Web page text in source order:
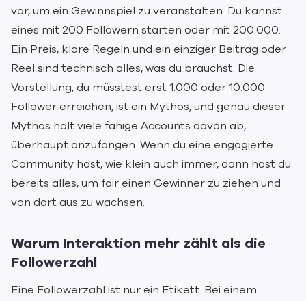
vor, um ein Gewinnspiel zu veranstalten. Du kannst
eines mit 200 Followern starten oder mit 200.000.
Ein Preis, klare Regeln und ein einziger Beitrag oder
Reel sind technisch alles, was du brauchst. Die
Vorstellung, du müsstest erst 1.000 oder 10.000
Follower erreichen, ist ein Mythos, und genau dieser
Mythos hält viele fähige Accounts davon ab,
überhaupt anzufangen. Wenn du eine engagierte
Community hast, wie klein auch immer, dann hast du
bereits alles, um fair einen Gewinner zu ziehen und
von dort aus zu wachsen.
Warum Interaktion mehr zählt als die
Followerzahl
Eine Followerzahl ist nur ein Etikett. Bei einem